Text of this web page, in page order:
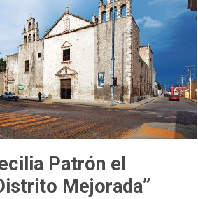
Patrón el
Mejorada”